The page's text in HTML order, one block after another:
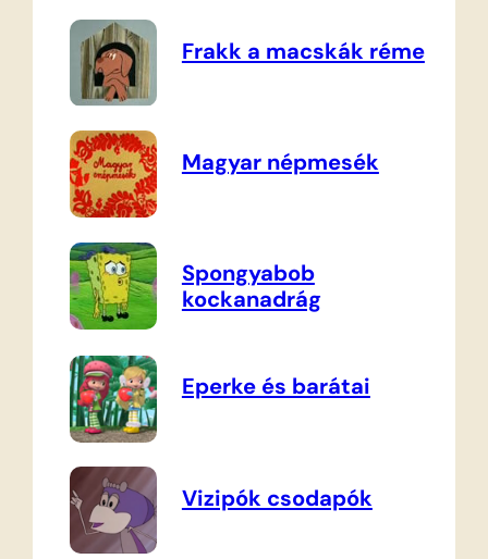
Frakk a macskák réme
Magyar népmesék
Spongyabob
kockanadrág
Eperke és barátai
Vizipók csodapók